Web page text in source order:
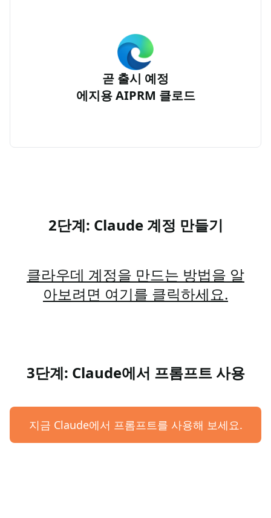
곧 출시 예정
에지용 AIPRM 클로드
2단계: Claude 계정 만들기
클라우데 계정을 만드는 방법을 알
아보려면 여기를 클릭하세요.
3단계: Claude에서 프롬프트 사용
지금 Claude에서 프롬프트를 사용해 보세요.